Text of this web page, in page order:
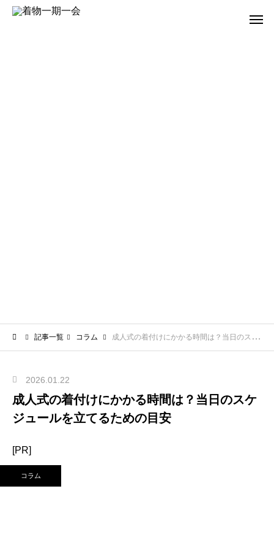
記事一覧 コラム 成人式の着付けにかかる時間は？当日のスケジュールを立てるための目安
2026.01.22
成人式の着付けにかかる時間は？当日のスケ
ジュールを立てるための目安
[PR]
コラム